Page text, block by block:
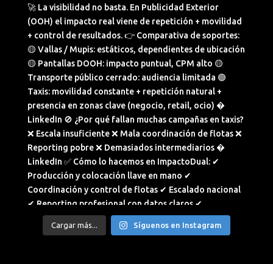
Cargar más... Síguenos en Instagram